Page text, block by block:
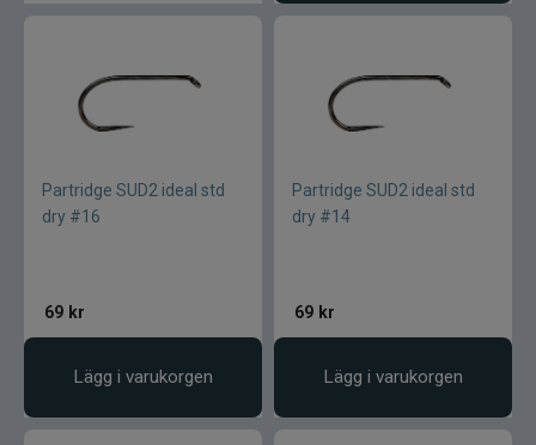
Bios
Billow Baits
Bomber
Brewer Baits
Partridge SUD2 ideal std
dry #16
69 kr
Lägg i varukorgen
Partridge SUD2 ideal std
dry #14
69 kr
Lägg i varukorgen